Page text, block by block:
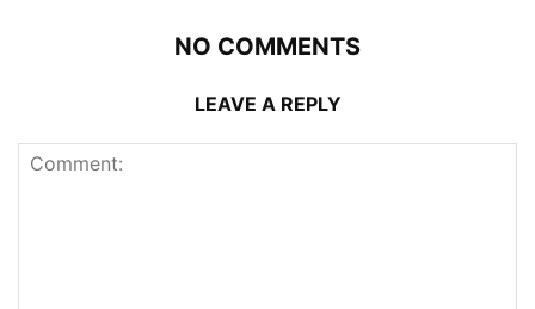
NO COMMENTS
LEAVE A REPLY